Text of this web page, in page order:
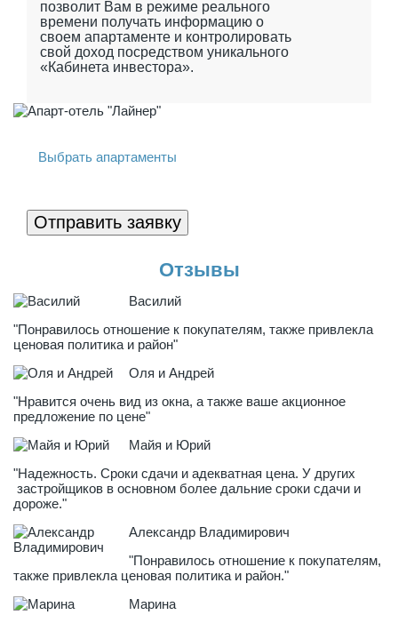
позволит Вам в режиме реального
времени получать информацию о
своем апартаменте и контролировать
свой доход посредством уникального
«Кабинета инвестора».
Выбрать апартаменты
Отправить заявку
Отзывы
Василий
"Понравилось отношение к покупателям, также привлекла
ценовая политика и район"
Оля и Андрей
"Нравится очень вид из окна, а также ваше акционное
предложение по цене"
Майя и Юрий
"Надежность. Сроки сдачи и адекватная цена. У других
застройщиков в основном более дальние сроки сдачи и
дороже."
Александр Владимирович
"Понравилось отношение к покупателям,
также привлекла ценовая политика и район."
Марина